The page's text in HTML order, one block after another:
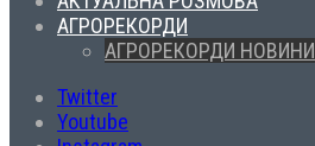
АГРОРЕКОРДИ
АГРОРЕКОРДИ НОВИНИ
Twitter
Youtube